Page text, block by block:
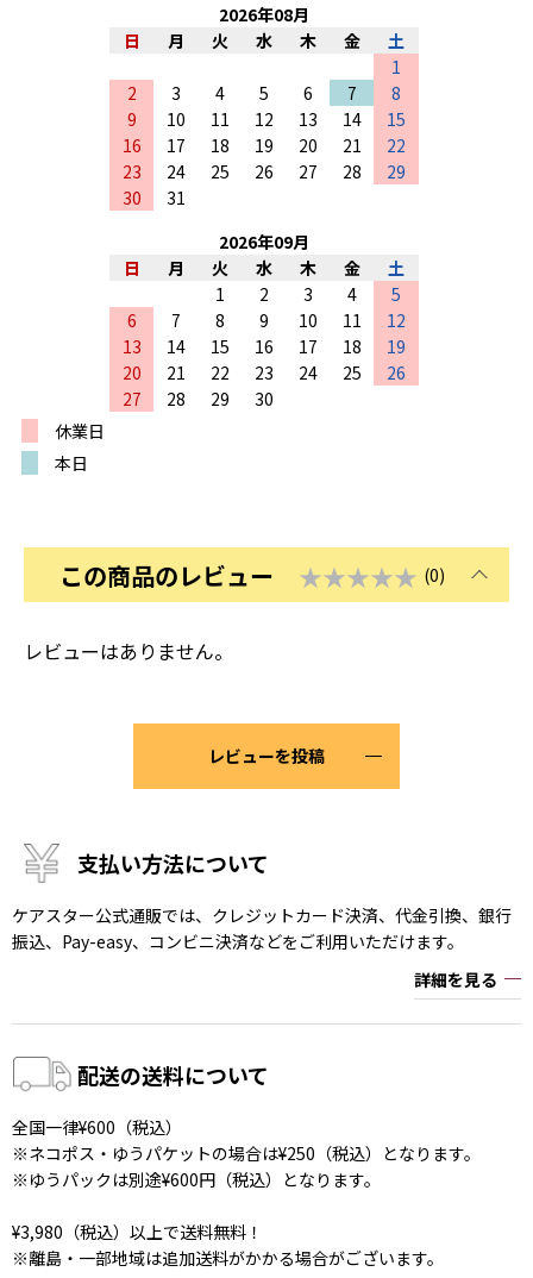
2026年08月
日
月 火 水 木 金
土
1
2
3 4 5 6 7
8
9
10 11 12 13 14
15
16
17 18 19 20 21
22
23
24 25 26 27 28
29
30
31
2026年09月
日
月 火 水 木 金
土
1
2 3 4
5
6
7 8 9 10 11
12
13
14 15 16 17 18
19
20
21 22 23 24 25
26
27
28 29
30
休業日
本日
この商品のレビュー ★★★★★ (0)
レビューはありません。
レビューを投稿
支払い方法について
ケアスター公式通販では、クレジットカード決済、代金引換、銀行
振込、Pay-easy、コンビニ決済などをご利用いただけます。
詳細を見る
配送の送料について
全国一律¥600（税込）
※ネコポス・ゆうパケットの場合は¥250（税込）となります。
※ゆうパックは別途¥600円（税込）となります。
¥3,980（税込）以上で送料無料！
※離島・一部地域は追加送料がかかる場合がございます。